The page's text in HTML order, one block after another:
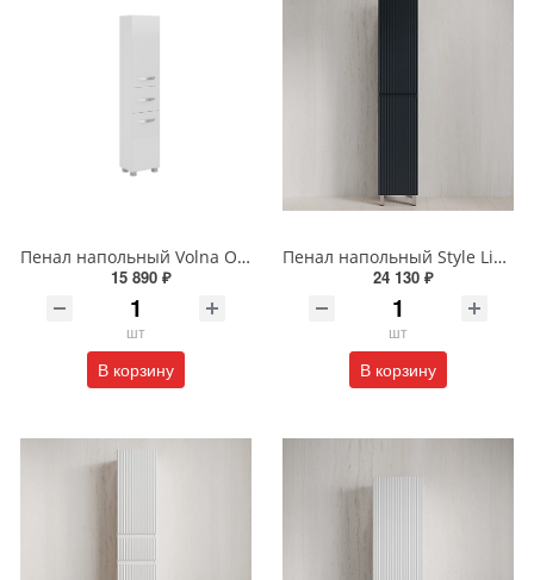
Пенал напольный Volna Onda 40 tpONDA80.2Y-01 белый
15 890 ₽
шт
В корзину
Пенал напольный Style Line МАРОККО 36 см ЛС-00002512 графит
24 130 ₽
шт
В корзину